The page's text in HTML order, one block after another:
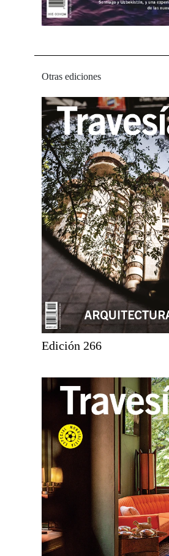
Otras ediciones
Edición 266